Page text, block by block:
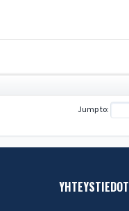
Jump to
YHTEYSTIEDOT